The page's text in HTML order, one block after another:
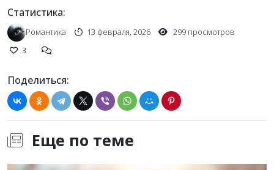
Статистика:
Романтика 13 февраля, 2026
299 просмотров
3
Поделиться:
Еще по теме